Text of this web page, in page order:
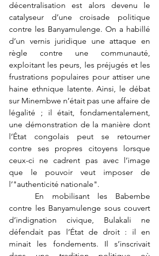
décentralisation est alors devenu le
catalyseur d’une croisade politique
contre les Banyamulenge. On a habillé
d’un vernis juridique une attaque en
règle contre une communauté,
exploitant les peurs, les préjugés et les
frustrations populaires pour attiser une
haine ethnique latente. Ainsi, le débat
sur Minembwe n’était pas une affaire de
légalité ; il était, fondamentalement,
une démonstration de la manière dont
l’État congolais peut se retourner
contre ses propres citoyens lorsque
ceux-ci ne cadrent pas avec l’image
que le pouvoir veut imposer de
l’"authenticité nationale".
contre les Banyamulenge sous couvert
d’indignation civique, Bulakali ne
défendait pas l’État de droit : il en
minait les fondements. Il s’inscrivait